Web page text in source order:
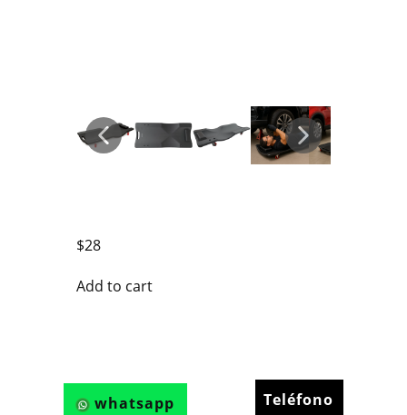
$28
Add to cart
whatsapp Teléfono